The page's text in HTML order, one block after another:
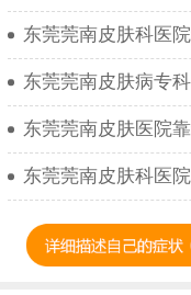
东莞莞南皮肤科医
东莞莞南皮肤病专
东莞莞南皮肤医院
东莞莞南皮肤科医